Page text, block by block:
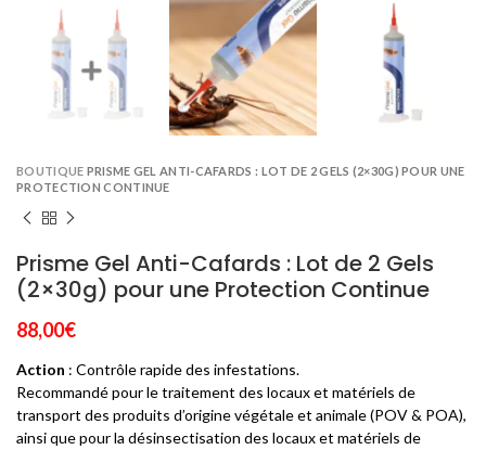
BOUTIQUE PRISME GEL ANTI-CAFARDS : LOT DE 2 GELS (2×30G) POUR UNE
PROTECTION CONTINUE
Prisme Gel Anti-Cafards : Lot de 2 Gels
(2×30g) pour une Protection Continue
88,00€
Action : Contrôle rapide des infestations.
Recommandé pour le traitement des locaux et matériels de
transport des produits d’origine végétale et animale (POV & POA),
ainsi que pour la désinsectisation des locaux et matériels de